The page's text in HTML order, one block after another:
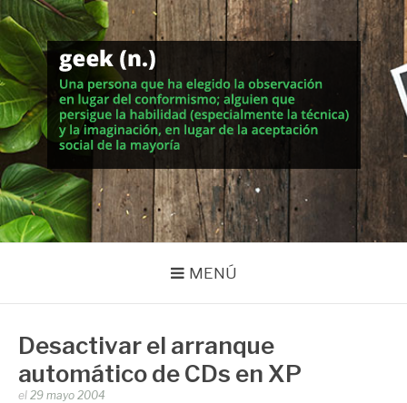
Saltar
al
contenido
MUNDO GEEK
Vida inteligente en la geekosfera
MENÚ
Desactivar el arranque
automático de CDs en XP
Publicado
el 29 mayo 2004